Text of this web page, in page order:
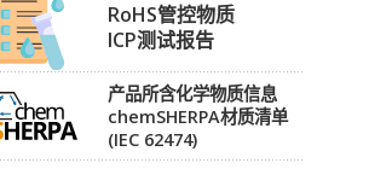
RoHS管控物质
ICP测试报告
产品所含化学物质信息
chemSHERPA材质清单
(IEC 62474)